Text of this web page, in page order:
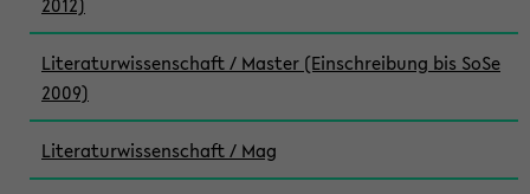
Literaturwissenschaft / Master (Einschreibung bis SoSe
2009)
Literaturwissenschaft / Mag